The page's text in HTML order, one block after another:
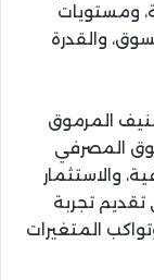
ومستويات
والقدرة
المرموق
المصرفي
والاستثمار
تقديم تجربة
المتغيرات